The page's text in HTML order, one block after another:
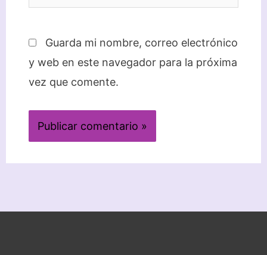
Guarda mi nombre, correo electrónico
y web en este navegador para la próxima
vez que comente.